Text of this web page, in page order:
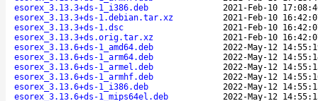
esorex_3.13.3+ds-1_i386.deb
2021-Feb-10
esorex_3.13.3+ds-1.debian.tar.xz
2021-Feb-10
esorex_3.13.3+ds-1.dsc
2021-Feb-10
esorex_3.13.3+ds.orig.tar.xz
2021-Feb-10
esorex_3.13.6+ds-1_amd64.deb
2022-May-12
esorex_3.13.6+ds-1_arm64.deb
2022-May-12
esorex_3.13.6+ds-1_armel.deb
2022-May-12
esorex_3.13.6+ds-1_armhf.deb
2022-May-12
esorex_3.13.6+ds-1_i386.deb
2022-May-12
esorex_3.13.6+ds-1_mips64el.deb
2022-May-12